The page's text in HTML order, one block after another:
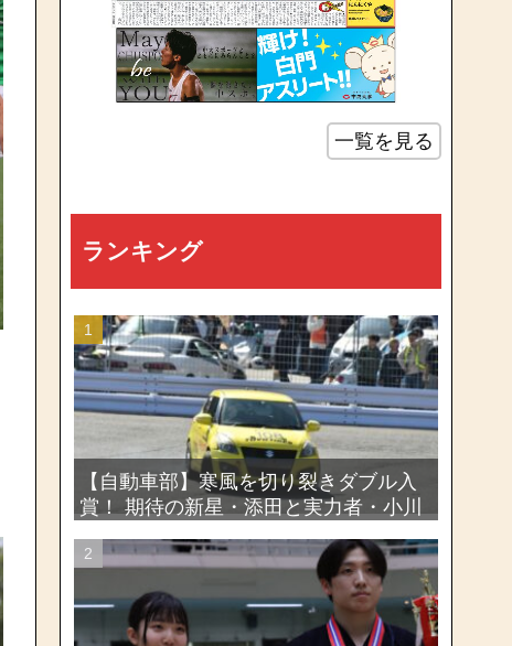
一覧を見る
ランキング
【自動車部】寒風を切り裂きダブル入
賞！ 期待の新星・添田と実力者・小川
大会2026